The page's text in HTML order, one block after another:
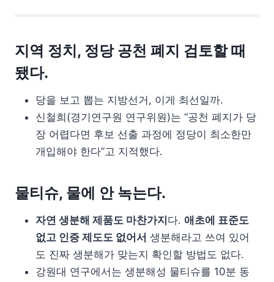
지역 정치, 정당 공천 폐지 검토할 때
됐다.
당을 보고 뽑는 지방선거, 이게 최선일까.
신철희(경기연구원 연구위원)는 “공천 폐지가 당
장 어렵다면 후보 선출 과정에 정당이 최소한만
개입해야 한다”고 지적했다.
물티슈, 물에 안 녹는다.
자연 생분해 제품도 마찬가지 다. 애초에 표준도
없고 인증 제도도 없어서 생분해라고 쓰여 있어
도 진짜 생분해가 맞는지 확인할 방법도 없다.
강원대 연구에서는 생분해성 물티슈를 10분 동